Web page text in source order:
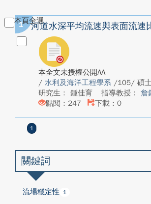
本頁全選
1 河道水深平均流速與表面流速
本全文未授權公開AA
/ 水利及海洋工程學系 /105/ 碩
研究生： 鍾佳育
指導教授： 詹
點閱：247
下載：0
1
關鍵詞
流場穩定性 1